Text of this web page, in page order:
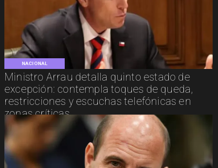
NACIONAL
Ministro Arrau detalla quinto estado de
excepción: contempla toques de queda,
restricciones y escuchas telefónicas en
zonas críticas